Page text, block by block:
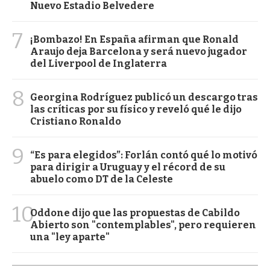
Nuevo Estadio Belvedere
7
¡Bombazo! En España afirman que Ronald
Araujo deja Barcelona y será nuevo jugador
del Liverpool de Inglaterra
8
Georgina Rodríguez publicó un descargo tras
las críticas por su físico y reveló qué le dijo
Cristiano Ronaldo
9
“Es para elegidos”: Forlán contó qué lo motivó
para dirigir a Uruguay y el récord de su
abuelo como DT de la Celeste
10Oddone dijo que las propuestas de Cabildo
Abierto son "contemplables", pero requieren
una "ley aparte"